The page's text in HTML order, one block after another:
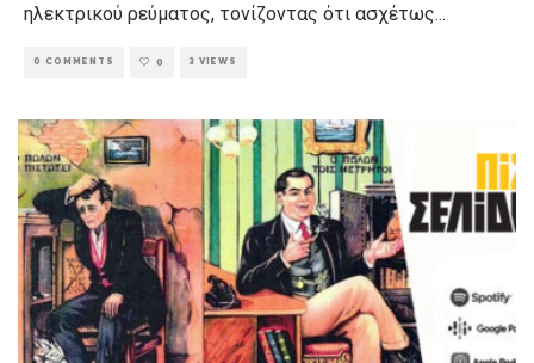
ηλεκτρικού ρεύματος, τονίζοντας ότι ασχέτως...
0 COMMENTS 0 3 VIEWS